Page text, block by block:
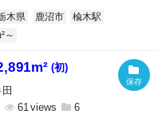
木県 鹿沼市
楡木駅
～
(初)
61 6